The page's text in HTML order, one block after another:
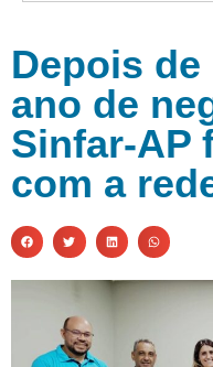
Depois
ano de
Sinfar-AP
com a